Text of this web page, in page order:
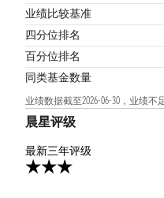
业绩比较基准
四分位排名
百分位排名
同类基金数量
业绩数据截至2026-06-30，业绩
晨星评级
最新三年评级